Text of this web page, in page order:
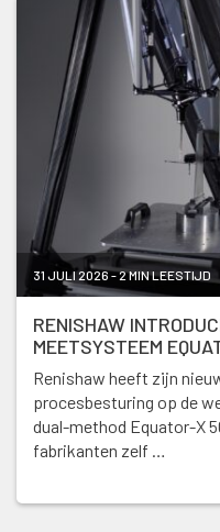
31 JULI 2026 - 2 MIN LEESTIJD
RENISHAW
MEETSYSTEEM
Renishaw heeft zijn
procesbesturing op de
dual-method Equator-X
fabrikanten zelf …